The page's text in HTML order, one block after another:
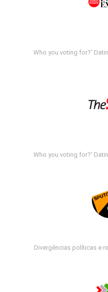
Who you voting for?'
Who you voting for?'
Divergências políticas e